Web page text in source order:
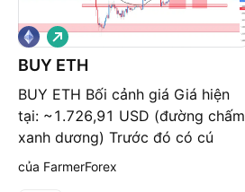
BUY ETH
BUY ETH Bối cảnh giá Giá hiện
tại: ~1.726,91 USD (đường chấm
xanh dương) Trước đó có cú
giảm mạnh từ vùng 2.040 xuống
G
i
á
l
ê
của FarmerForex